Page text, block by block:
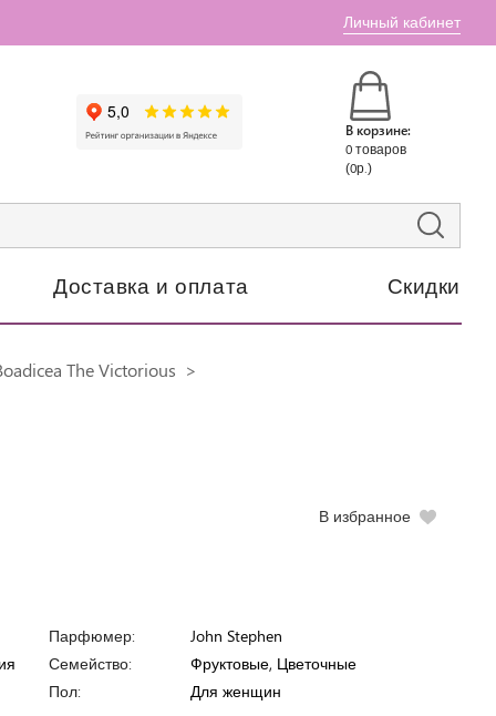
Личный кабинет
В корзине:
0 товаров
(0р.)
Доставка и оплата Скидки
The Victorious
В избранное
Парфюмер:
John Stephen
Семейство:
Фруктовые, Цветочные
Пол:
Для женщин